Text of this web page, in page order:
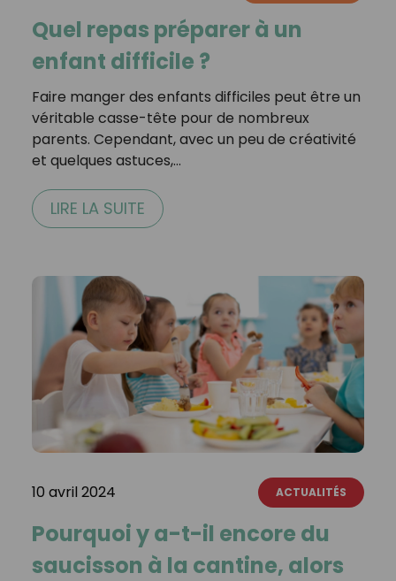
Quel repas préparer à un
enfant difficile ?
Faire manger des enfants difficiles peut être un
véritable casse-tête pour de nombreux
parents. Cependant, avec un peu de créativité
et quelques astuces,…
LIRE LA SUITE
10 avril 2024 ACTUALITÉS
Pourquoi y a-t-il encore du
saucisson à la cantine, alors